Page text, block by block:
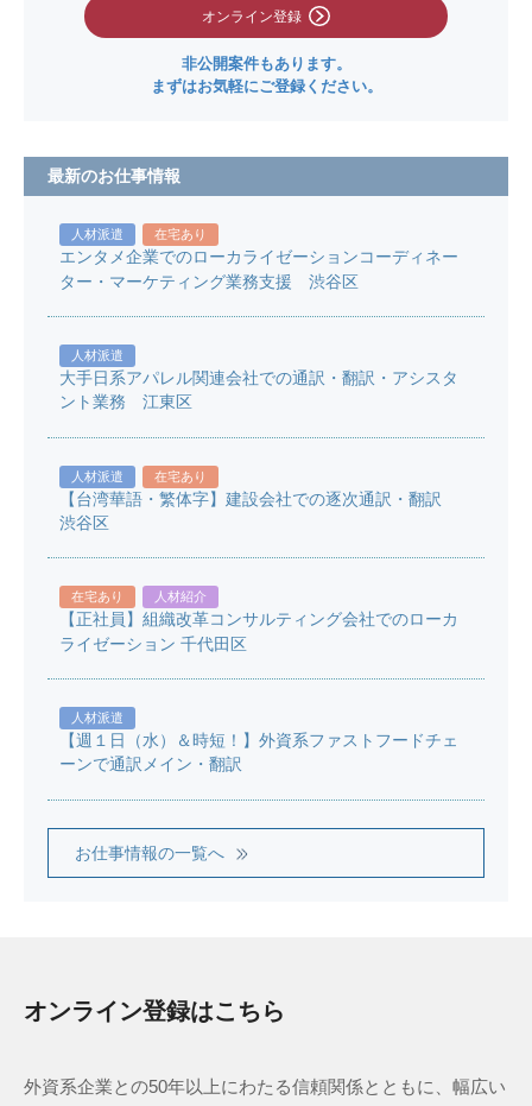
オンライン登録
非公開案件もあります。
まずはお気軽にご登録ください。
最新のお仕事情報
人材派遣 在宅あり
エンタメ企業でのローカライゼーションコーディネー
ター・マーケティング業務支援 渋谷区
人材派遣
大手日系アパレル関連会社での通訳・翻訳・アシスタ
ント業務 江東区
人材派遣 在宅あり
【台湾華語・繁体字】建設会社での逐次通訳・翻訳
渋谷区
在宅あり 人材紹介
【正社員】組織改革コンサルティング会社でのローカ
ライゼーション 千代田区
人材派遣
【週１日（水）＆時短！】外資系ファストフードチェ
ーンで通訳メイン・翻訳
お仕事情報の一覧へ
オンライン登録はこちら
外資系企業との50年以上にわたる信頼関係とともに、幅広い